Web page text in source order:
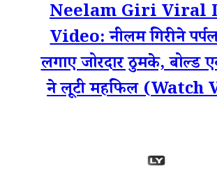
Neelam Giri Viral
Video: नीलम गिरी ने
लगाए जोरदार ठुमके, बोल्ड
ने लूटी महफिल (Watch